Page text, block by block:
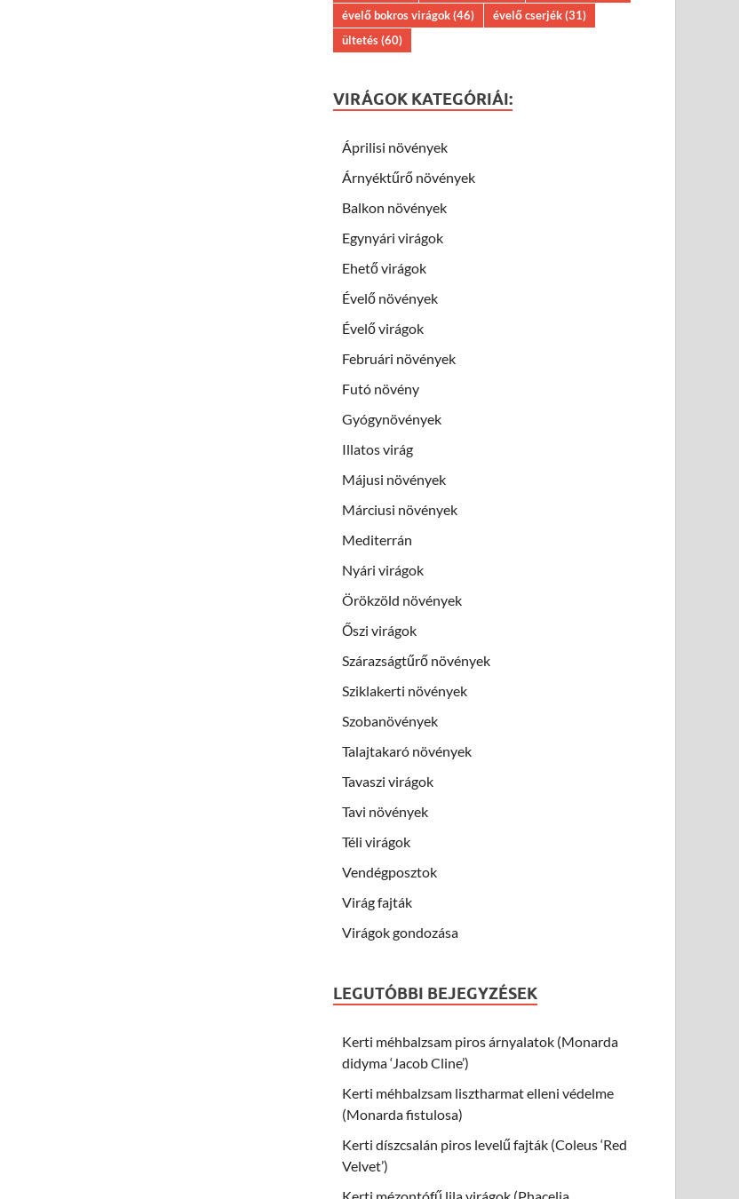
évelő bokros virágok(46) évelő cserjék(31)
ültetés(60)
VIRÁGOK KATEGÓRIÁI:
Áprilisi növények
Árnyéktűrő növények
Balkon növények
Egynyári virágok
Ehető virágok
Évelő növények
Évelő virágok
Februári növények
Futó növény
Gyógynövények
Illatos virág
Májusi növények
Márciusi növények
Mediterrán
Nyári virágok
Örökzöld növények
Őszi virágok
Szárazságtűrő növények
Sziklakerti növények
Szobanövények
Talajtakaró növények
Tavaszi virágok
Tavi növények
Téli virágok
Vendégposztok
Virág fajták
Virágok gondozása
LEGUTÓBBI BEJEGYZÉSEK
Kerti méhbalzsam piros árnyalatok (Monarda
didyma ‘Jacob Cline’)
Kerti méhbalzsam lisztharmat elleni védelme
(Monarda fistulosa)
Kerti díszcsalán piros levelű fajták (Coleus ‘Red
Velvet’)